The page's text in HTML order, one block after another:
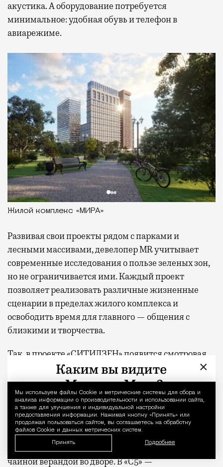
Уведомление
Мы используем файлы Сookie и метрические системы для сбора и
анализа информации о производительности и использовании сайта,
а также для улучшения и индивидуальной настройки
предоставления информации. Нажимая кнопку «Принять» или
продолжая пользоваться сайтом, вы соглашаетесь на обработку
файлов Cookie и данных метрических систем.
Принять Подробнее
акустика. А оборудование потребуется
минимальное: удобная обувь и телефон в
авиарежиме.
Жилой комплекс «МИРА»
Развиваясвои проекты рядом с парками и
лесными массивами, девелопер MR учитывает
современные исследования о пользе зеленых зон,
но не ограничивается ими. Каждый проект
позволяет реализовать различные жизненные
сценарии в пределах жилого комплекса и
освободить время для главного — общения с
близкими и творчества.
Так, в проекте «СИТИДЗЕН» появится смотровая
площадка на высоте 57-го этажа, а во дворе —
крытые и открытые пространства для общения и
игровой партер с амфитеатром, где можно
отдыхать на ступеньках многочисленных
лестниц, на пуфах и в сетчатых гамаках. В жилом
комплексе «МИРА» — двухуровневое лобби с
выходом в парк, фитнес-студией и всесезонной
чайной верандой во дворе. В «С5» —
×